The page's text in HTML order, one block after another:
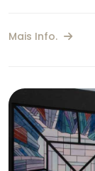
Mais Info.